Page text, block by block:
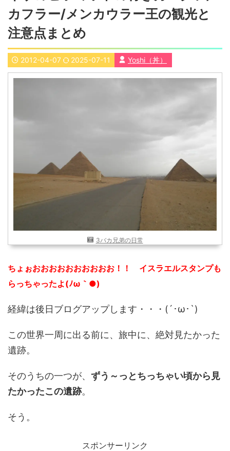
中部
中国・四国
北海道・東北
近畿
世界一周ブログ
アフリカ
アジア
東南アジア
世界一周の準備
スマホ・タブレット
PC・インターネット
ポケモンGO
OR
カフラー/メンカウラー王の観光と
注意点まとめ
2012-04-07 2025-07-11 Yoshi（丼）
3バカ兄弟の日常
ちょぉおおおおおおおおおお！！ イスラエルスタンプも
らっちゃったよ(ﾉω｀●)
経緯は後日ブログアップします・・・(´･ω･`)
この世界一周に出る前に、旅中に、絶対見たかった
遺跡。
そのうちの一つが、 ずう～っとちっちゃい頃から見
たかったこの遺跡。
そう。
スポンサーリンク